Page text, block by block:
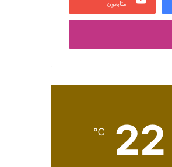
متابعون
22
℃